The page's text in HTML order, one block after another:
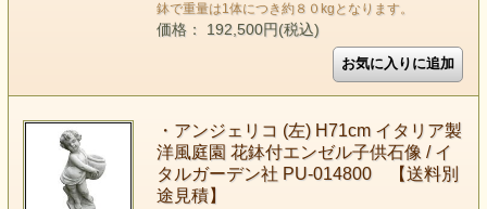
鉢で重量は1体につき約８０kgとなります。
価格： 192,500円(税込)
・アンジェリコ (左) H71cm イタリア製
洋風庭園 花鉢付エンゼル子供石像 / イ
タルガーデン社 PU-014800 【送料別
途見積】